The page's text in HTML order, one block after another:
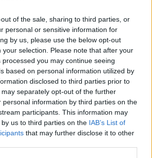
of the sale, sharing to third parties, or
personal or sensitive information for
by us, please use the below opt-out
your selection. Please note that after your
you may continue seeing
based on personal information utilized by
disclosed to third parties prior to
separately opt-out of the further
personal information by third parties on the
participants. This information may
us to third parties on the IAB’s List of
that may further disclose it to other
virtualmente fatto: De Bruyne,
Poi c'è Gilmour, la trattativa Musah è alla
Anguissa. Se va via il camerunense, si
Un centrocampo del genere
Serie A e nella top 8 in Europa, se non
qualcosa che non sappiamo,
lui e il suo entourage continuano a
è stato nuovamente respinto. Qui non è
In Premier League il Manchester
alla carica ma non a quelle cifre. Il
di vista, ma non gli vuole dare oltre gli
può diventare una opportunità, ma non